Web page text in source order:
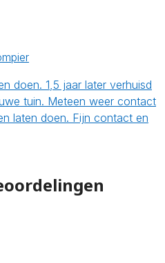
doen. 1,5 jaar later verhuisd
tuin. Meteen weer contact
laten doen. Fijn contact en